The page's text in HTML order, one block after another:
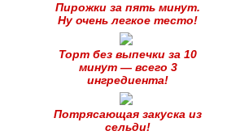
Пирожки за пять минут.
Ну очень легкое тесто!
Торт без выпечки за 10
минут — всего 3
ингредиента!
Потрясающая закуска из
сельди!